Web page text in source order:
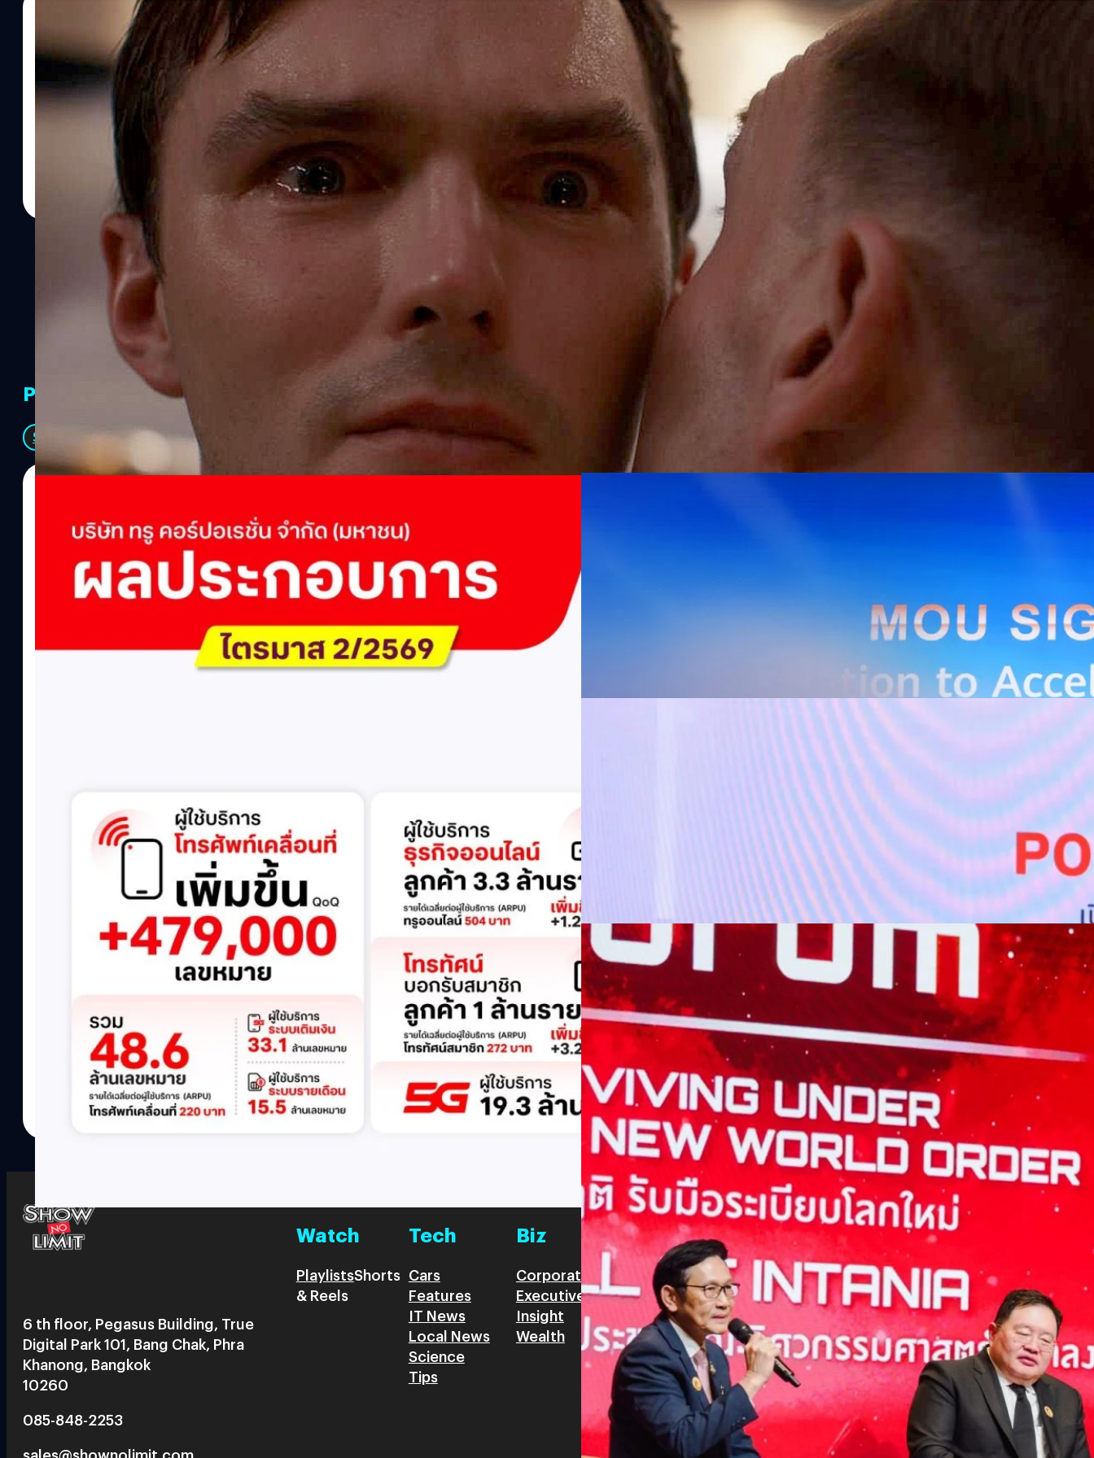
สุชยา เกษจำรัส| 1305 days ago
ดู ‘The Menu’ แล้วสงสัยมารวมกันตรงนี้ เชฟสโลวิกกระซิบอะไรกับไทเลอร์ ?
ทำไมเชฟถึงทำแบบนี้กับเอริน ?
ถือว่าเป็นหนังที่ประสบความสำเร็จพอสมควร สำหรับ The Menu หนังลึกลับ เขย่าขวัญ ที่ขายชื่อนักแสดงนำ
อย่าง อันยา เทเลอร์-จอย (Anya Taylor-Joy), นิโคลาส เฮาลต์ (Nicholas Hoult) และ เรล์ฟ ไฟนส์ (Ralph
Fiennes) ที่กลับมารับบทตัวร้ายครั้งแรกในรอบหลายปี หนังออกฉายไปเมื่อเดือนพฤศจิกายน ผ่านไปแค่
เดือนกว่า ๆ หนังก็มาสตรีมมิงให้เราได้ดูกันที่บ้านผ่านทาง Disney+ เสียแล้ว นับว่าเร็วมาก หนังใช้ทุนสร้างไป
ไม่มาก แค่ 35 ล้านเหรียญ แต่ก็ทำรายได้ไป 74 ล้านเหรียญ นับว่ามีกำไรพอให้สตูดิโอได้ยิ้มออกเล็กน้อย
บวกกับหนังได้รับเสียงวิจารณ์ในแง่ดี ได้คะแนนจาก Rottentomatoes ไปที่ 89% จากนักวิจารณ์ 291 คน
คะแนนจากฝั่งคนดูที่ 76% ก็นับว่าสมเหตุสมผลในฐานะที่เป็นหนังที่ครบถ้วนทั้งความบันเทิง และสาระที่หนัง
สอดแทรกมาในเนื้อหา แบบที่ว่าดูจบแล้วยังต้องใช้เวลามาคิดทบทวนต่ออีกสักหน่อย ถึงสารที่หนังต้องการ
สื่อ และหนึ่งในข้อสงสัยที่คนดูติดใจกันมาก ก็มาจากฉากระทึกฉากหนึ่ง ที่เชฟจูเลียนได้กระซิบบอกอะไรบาง
อย่างกับไทเลอร์ ลูกค้าที่เป็นแฟนตัวยงของเขา จนไทเลอร์เสียใจถึงขั้นไปแขวนคอตายในห้องเก็บวัตถุดิบ
PR Partners
See All
ทีมคอนเทนต์ BT| 1 days ago
True เผยผลประกอบการ Q2/2569 กำไรสุทธิ 6.6 พันล้านบาท จ่ายปันผล 5.2
บริษัท ทรู คอร์ปอเรชั่น จำกัด (มหาชน) รายงานผลประกอบการประจำไตรมาส 2/2569 มีกำไรสุทธิหลังหัก
ภาษี 6.6 พันล้านบาท ทำกำไรต่อเนื่องเป็นไตรมาสที่ 6 พร้อมอนุมัติจ่ายเงินปันผลระหว่างกาลรวม 5.2 พัน
ด้านโครงข่ายและความเข้าใจในภาคธุรกิจไทยของ AIS Business เข้ากับเทคโนโลยี Cloud, AI และองค์ความรู้
ด้านการผลิตระดับโลกของ Huawei Cloud เพื่อช่วยให้ผู้ประกอบการสามารถนำเทคโนโลยีไปยกระดับ
กระบวนการผลิตได้อย่างเป็นรูปธรรม ภายใต้ความร่วมมือดังกล่าว ทั้งสองฝ่ายจะร่วมกันพัฒนาโครงสร้างพื้น
Private Network โครงข่ายไฟเบอร์ และระบบเชื่อมต่อที่ปลอดภัย ไปจนถึงการรวบรวม ประมวลผล และ
วิเคราะห์ข้อมูลบน Cloud ด้วยศักยภาพการประมวลผลของ GPU เพื่อต่อยอดสู่แอปพลิเคชัน AI และโซลูชัน
สำหรับภาคอุตสาหกรรม ช่วยเสริมขีดความสามารถในการแข่งขัน และสร้างความพร้อมรองรับผู้ประกอบการ
ไทย รวมถึงนักลงทุนต่างชาติที่ต้องการขยายฐานการผลิตในประเทศไทย นายภูผา เอกะวิภาต หัวหน้าคณะผู้
บริหารกลุ่มลูกค้าองค์กร บริษัท แอดวานซ์ อินโฟร์ เซอร์วิส จำกัด (มหาชน) กล่าวว่า…
ดีอี–ไปรษณีย์ไทย เดินหน้าสนับสนุนเศรษฐกิจดิจิทัล หนุนสร้างเครือข่ายแห่ง
โอกาส พร้อมปักธงกลยุทธ์ “RelationSHIFT” ที่รู้ใจทุกเจเนอเรชัน
กรุงเทพฯ 3 สิงหาคม 2569 - ไปรษณีย์ไทย ก้าวสู่ 144 ปี พร้อมปักกลยุทธ์ RelationSHIFT เดินหน้าขยับทุก
ความสัมพันธ์ สู่โอกาสทางเศรษฐกิจใหม่ พร้อมรุกขับเคลื่อนองค์กรสู่ Lifestyle Logistics Brand ที่เชื่อมโยง
ผู้คน ธุรกิจ ชุมชน และภาครัฐ ผ่านเครือข่ายไปรษณีย์ เพื่อสร้างการเติบโตได้อย่างครอบคลุมทุกมิติ พร้อมเผย
ผลการดำเนินงานปี 2568 มีรายได้กว่า 22,000 ล้านบาท และครึ่งแรกปี 2569 ยังคงเติบโตต่อเนื่อง นางสาว
แนน บุณย์ธิดา สมชัย รัฐมนตรีช่วยว่าการกระทรวงดิจิทัลเพื่อเศรษฐกิจและสังคม กล่าวว่า ประเทศไทยกำลัง
ก้าวสู่เศรษฐกิจยุคใหม่ที่ขับเคลื่อนด้วยเทคโนโลยีดิจิทัล ข้อมูล และแพลตฟอร์ม ส่งผลให้การพัฒนา
โครงสร้างพื้นฐานของประเทศต้องสามารถเชื่อมโยงประชาชน ภาคธุรกิจ และภาครัฐได้อย่างมีประสิทธิภาพ
ปลอดภัย และน่าเชื่อถือ เพื่อยกระดับขีดความสามารถในการแข่งขันของประเทศ และผลักดันประเทศไทยสู่
การเป็น "ประเทศแห่งโอกาส" ที่ประชาชนทุกคนสามารถเข้าถึงบริการ ความรู้ ตลาด และโอกาสทางเศรษฐกิจ
ได้อย่างเท่าเทียม ในบริบทดังกล่าว ไปรษณีย์ไทยจึงมีบทบาทสำคัญในการยกระดับสู่การเป็นส่วนหนึ่งของ
โครงสร้างพื้นฐานดิจิทัลภาครัฐ (Digital…
01/08/2026
สรุปประเด็นสำคัญ The INTANIA Forum พาไทยฝ่าวิกฤติโลกไร้ระเบียบ เปลี่ยน
ความผันผวนเป็นโอกาส
เมื่อระเบียบในโลกใหม่คือความไร้ระเบียบและผันผวน สมาคมนิสิตเก่าคณะวิศวกรรมศาสตร์แห่งจุฬาลงกรณ์
มหาวิทยาลัย ได้ร่วมกับคณะวิศวกรรมศาสตร์ จุฬาลงกรณ์มหาวิทยาลัย ได้จัดการประชุม The INTANIA
Forum ภายใต้หัวข้อ “ฝ่าวิกฤติ รับมือระเบียบโลกใหม่” (Surviving Under The New World Order) ณ หอ
ประชุม Hall of INTANIA เมื่อวันที่ 31 สิงหาคม 2026 เวทีที่รวบรวมผู้นำจากภาครัฐ ภาคการเงิน ภาคธุรกิจ
ภาคอุตสาหกรรม และภาควิชาการ มาร่วมแลกเปลี่ยนมุมมอง เพื่อเปลี่ยความผันผวนของโลกให้กลายเป็น
โอกาสในการพัฒนาประเทศ “วิศวกรการเมือง” รับมือโลกไร้ระเบียบ นายอนุทิน ชาญวีรกูล นายกรัฐมนตรี
และรัฐมนตรีว่าการกระทรวงมหาดไทย ได้กล่าวปาฐกถาพิเศษโดยระบุว่า โลกปัจจุบันกำลังเข้าสู่ภาวะ “โลกไร้
ระเบียบ” (New World Disorder) ที่ผันผวนและไร้รูปแบบตายตัว ประเทศไทยจึงมีความจำเป็นต้องใช้แนวคิด
อย่างเป็นระบบแบบ “วิศวกรการเมือง” โดยนำหลักการวิเคราะห์เส้นทางวิกฤติ (Critical Path Method หรือ
CPM) มาใช้ในการจัดลำดับความสำคัญและบริหารทรัพยากร เพื่อนำพาประเทศก้าวสู่ความมั่นคงปลอดภัย…
ภูษิต เรืองอุดมกิจ| 4 days ago
Read More
6 th floor, Pegasus Building, True
Digital Park 101, Bang Chak, Phra
Khanong, Bangkok
10260
085-848-2253
Watch
PlaylistsShorts
& Reels
Tech
Cars
Features
IT News
Local News
Science
Tips
Biz
Corporate
Executive
Insight
Wealth
Game
Articles
Game News
Reviews
Life
Environment
Health
People
Trends
Wellness
SOCIAL MEDIA
Instagram
Facebook